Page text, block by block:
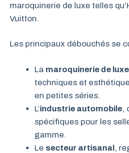
maroquinerie de luxe telles
Vuitton.
Les principaux débouchés se
La maroquinerie de luxe
techniques et
en petites séries.
L’industrie automobile,
spécifiques pour les
gamme.
Le secteur artisanal,